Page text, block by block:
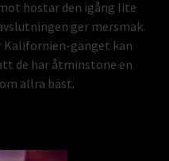
hostar den igång lite
ger mersmak.
Kalifornien-gänget kan
de har åtminstone en
allra bäst.